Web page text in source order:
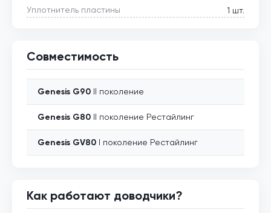
Уплотнитель пластины
1 шт.
Совместимость
Genesis G90 II поколение
Genesis G80 II поколение Рестайлинг
Genesis GV80 I поколение Рестайлинг
Как работают доводчики?